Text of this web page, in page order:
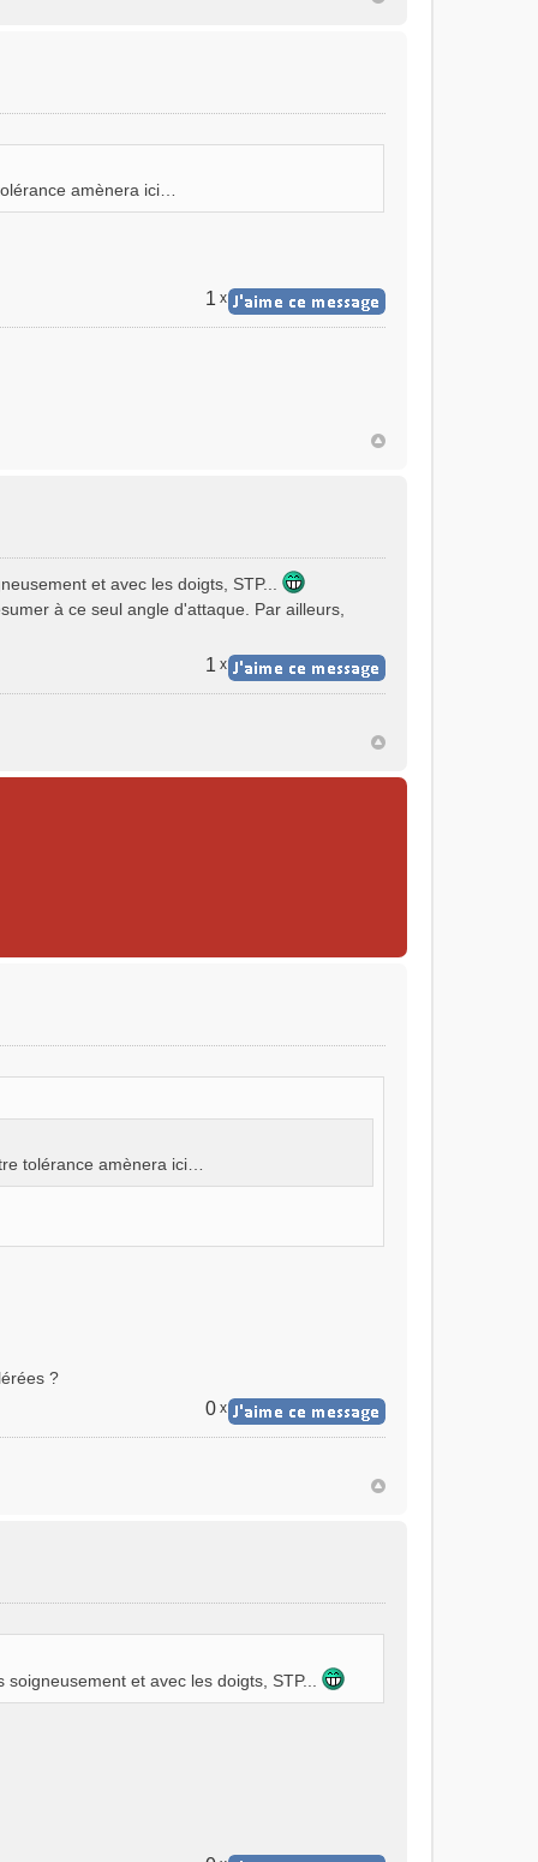
amènera ici…
1 x
et avec les doigts, STP...
à ce seul angle d'attaque. Par ailleurs,
1 x
tolérance amènera ici…
?
0 x
et avec les doigts, STP...